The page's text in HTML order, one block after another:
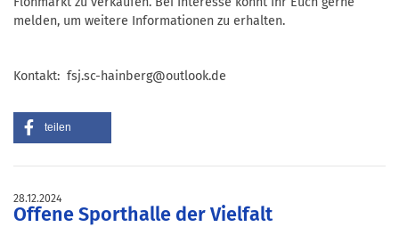
melden, um weitere Informationen zu erhalten.
Kontakt: fsj.sc-hainberg@outlook.de
teilen
28.12.2024
Offene Sporthalle der Vielfalt